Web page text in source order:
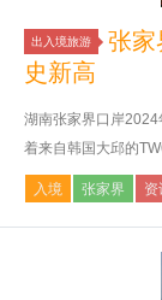
出入境旅游
张家
史新高
湖南张家界口岸
着来自韩国大邱的
入境 张家界 资